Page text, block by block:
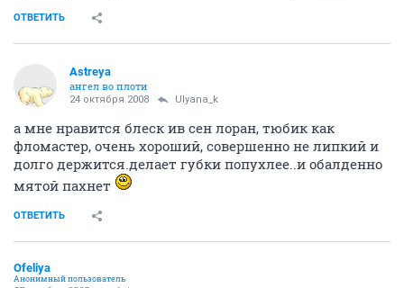
ОТВЕТИТЬ
Astreya
ангел во плоти
24 октября 2008 Ulyana_k
а мне нравится блеск ив сен лоран, тюбик как
фломастер, очень хороший, совершенно не липкий и
долго держится.делает губки попухлее..и обалденно
мятой пахнет
ОТВЕТИТЬ
Ofeliya
Анонимный пользователь